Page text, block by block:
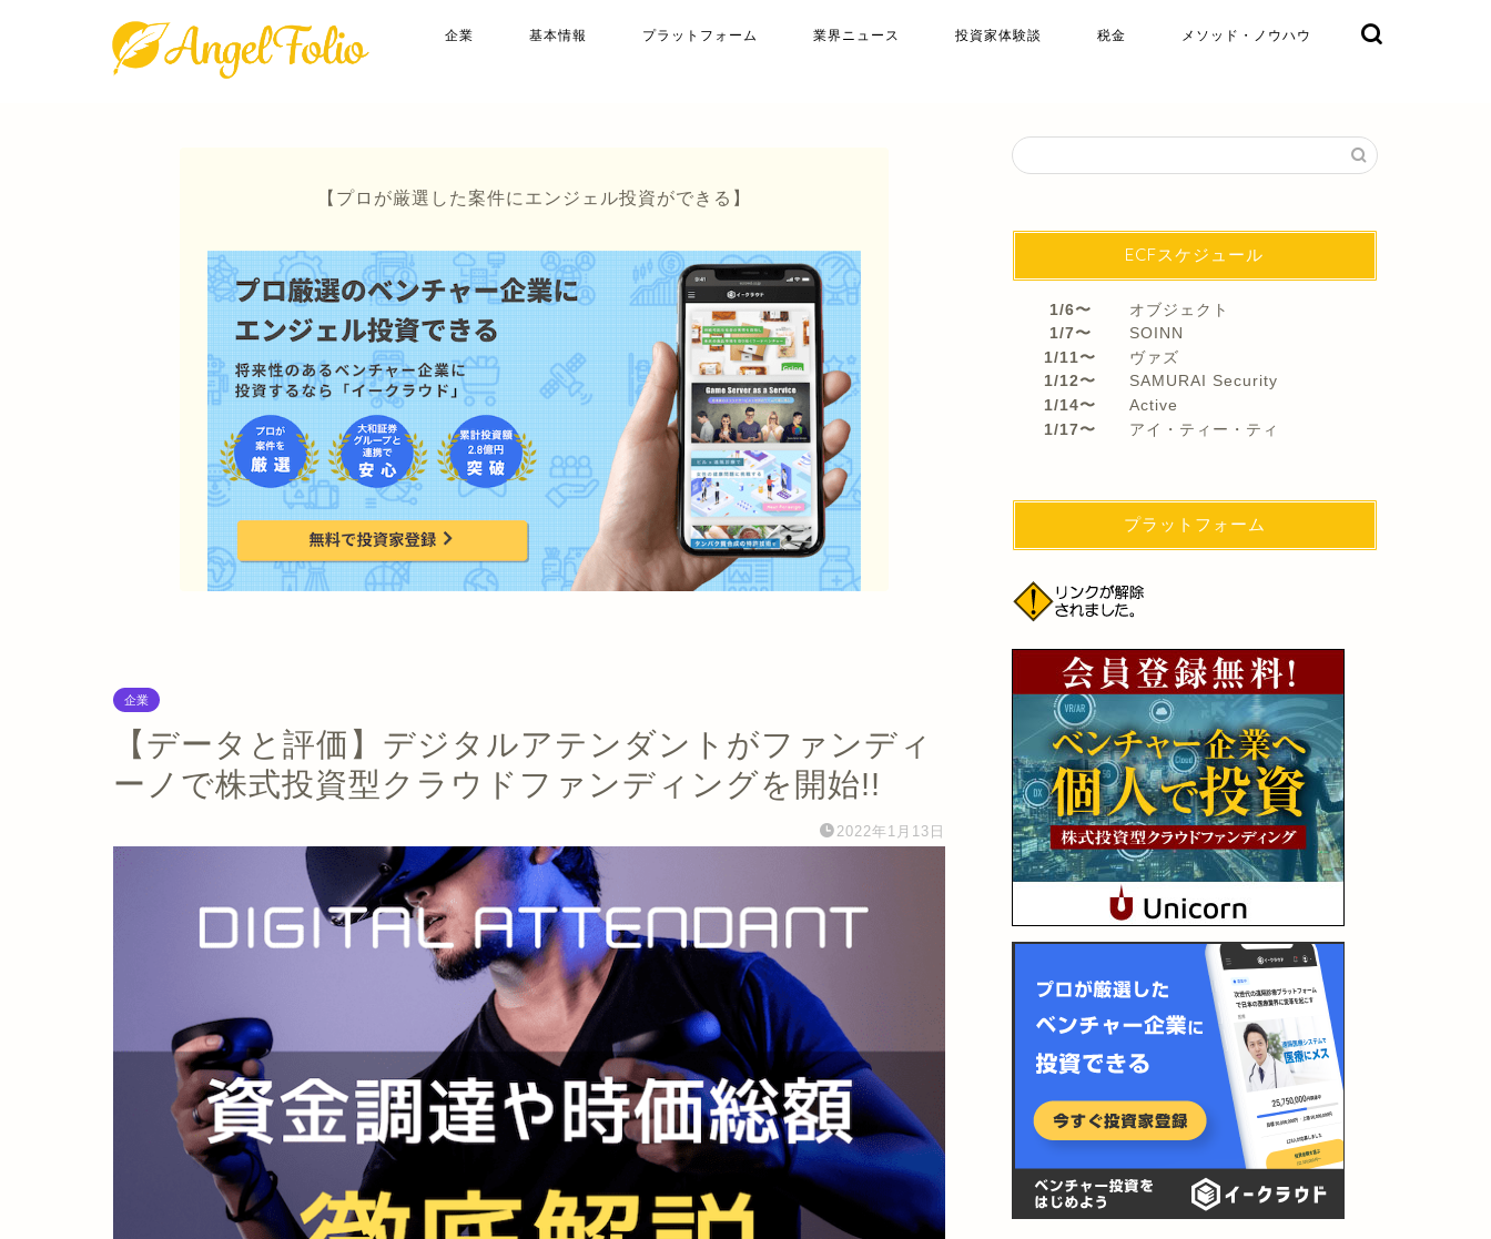
企業 基本情報 プラットフォーム 業界ニュース 投資家体験談 税金 メソッド・ノウハウ
【プロが厳選した案件にエンジェル投資ができる】
企業
【データと評価】デジタルアテンダントがファンディ
ーノで株式投資型クラウドファンディングを開始!!
2022年1月13日
ECFスケジュール
1/6〜
オブジェクト
1/7〜
SOINN
1/11〜
ヴァズ
1/12〜
SAMURAI Security
1/14〜
Active
1/17〜
アイ・ティー・ティ
プラットフォーム